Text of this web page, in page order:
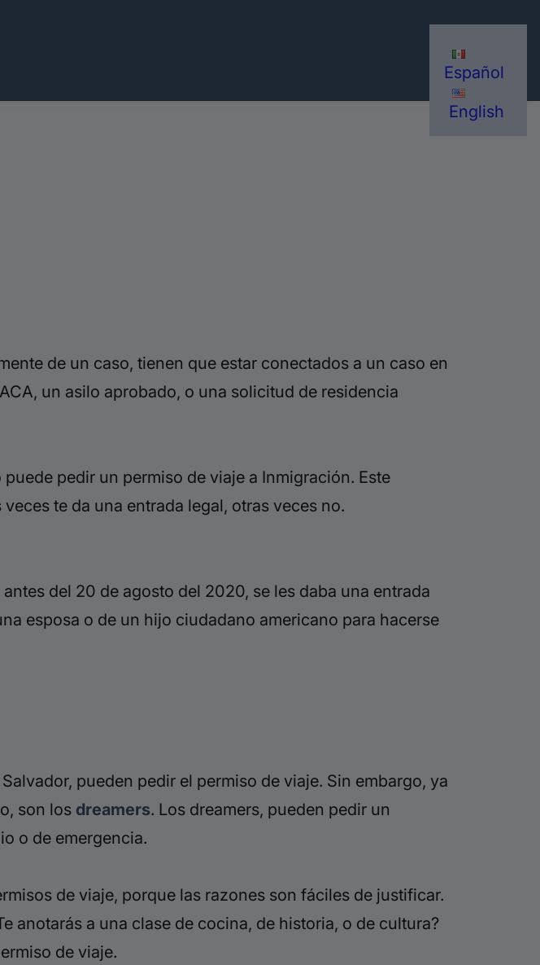
Español
English
de un caso, tienen que estar conectados a un caso en
un asilo aprobado, o una solicitud de residencia
pedir un permiso de viaje a Inmigración. Este
veces te da una entrada legal, otras veces no.
del 20 de agosto del 2020, se les daba una entrada
esposa o de un hijo ciudadano americano para hacerse
pueden pedir el permiso de viaje. Sin embargo, ya
son los dreamers. Los dreamers, pueden pedir un
o de emergencia.
de viaje, porque las razones son fáciles de justificar.
anotarás a una clase de cocina, de historia, o de cultura?
de viaje.